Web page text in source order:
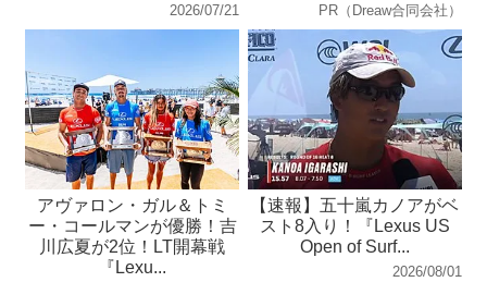
2026/07/21 PR（Dreaw合同会社）
アヴァロン・ガル＆トミ
ー・コールマンが優勝！吉
川広夏が2位！LT開幕戦
『Lexu...
【速報】五十嵐カノアがベ
スト8入り！『Lexus US
Open of Surf...
2026/08/01